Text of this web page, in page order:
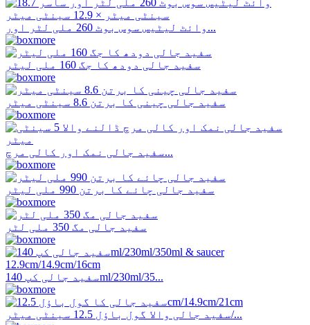
وائٹ لیٹیس سوس بوٹ 260 ملی لٹر اور...
سفید جالی دودھ کا جگ 160 ملی لیٹر
سفید جالی چینی کا برتن 8.6 سینٹی میٹر
سفید جالی نمک اور کالی مرچ...
سفید جالی چائے کا برتن 990 ملی لیٹر
سفید جالی مگ 350 ملی لٹر
سفید جالی کپ 140ml/230ml/35...
سفید جالی والا گول باؤل 12.5 سینٹی میٹر/...